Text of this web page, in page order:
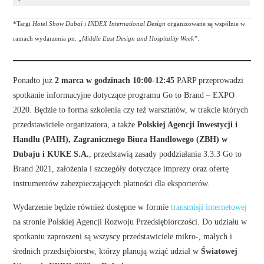
*Targi Hotel Show Dubai i INDEX International Design organizowane są wspólnie w
ramach wydarzenia pn. „Middle East Design and Hospitality Week”
Ponadto już2 marca w godzinach 10:00-12:45 PARP przeprowadzi
spotkanie informacyjne dotyczące programu Go to Brand – EXPO
2020. Będzie to forma szkolenia czy też warsztatów, w trakcie których
przedstawiciele organizatora, a takżePolskiej Agencji Inwestycji i
Handlu (PAIH), Zagranicznego Biura Handlowego (ZBH) w
Dubaju i KUKE S.A., przedstawią zasady poddziałania 3.3.3 Go to
Brand 2021, założenia i szczegóły dotyczące imprezy oraz ofertę
instrumentów zabezpieczających płatności dla eksporterów.
Wydarzenie będzie również dostępne w formietransmisji internetowej
na stronie Polskiej Agencji Rozwoju Przedsiębiorczości. Do udziału w
spotkaniu zaproszeni są wszyscy przedstawiciele mikro-, małych i
średnich przedsiębiorstw, którzy planują wziąć udział w Światowej